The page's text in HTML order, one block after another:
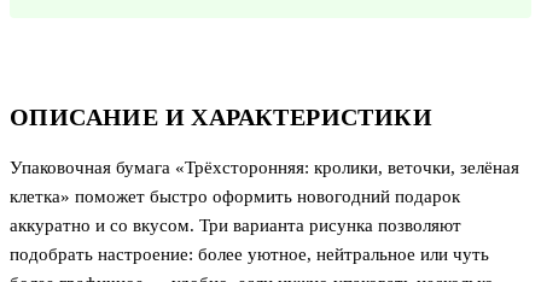
ОПИСАНИЕ И ХАРАКТЕРИСТИКИ
Упаковочная бумага «Трёхсторонняя: кролики, веточки, зелёная
клетка» поможет быстро оформить новогодний подарок
аккуратно и со вкусом. Три варианта рисунка позволяют
подобрать настроение: более уютное, нейтральное или чуть